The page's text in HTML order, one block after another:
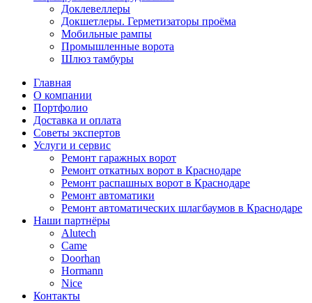
Доклевеллеры
Докшетлеры. Герметизаторы проёма
Мобильные рампы
Промышленные ворота
Шлюз тамбуры
Главная
О компании
Портфолио
Доставка и оплата
Советы экспертов
Услуги и сервис
Ремонт гаражных ворот
Ремонт откатных ворот в Краснодаре
Ремонт распашных ворот в Краснодаре
Ремонт автоматики
Ремонт автоматических шлагбаумов в Краснодаре
Наши партнёры
Alutech
Came
Doorhan
Hormann
Nice
Контакты